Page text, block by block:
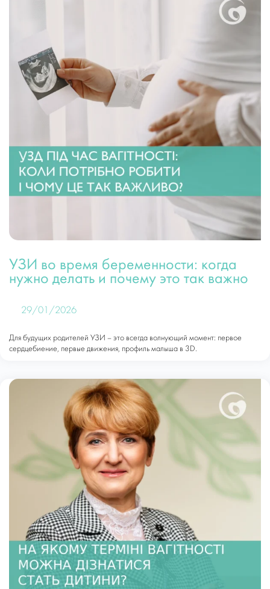
УЗИ во время беременности: когда
нужно делать и почему это так важно
29/01/2026
Для будущих родителей УЗИ – это всегда волнующий момент: первое
сердцебиение, первые движения, профиль малыша в 3D.